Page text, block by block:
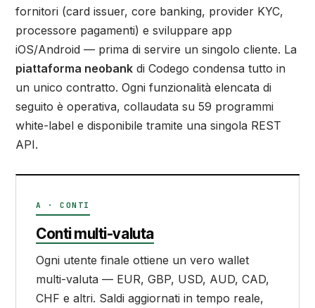
fornitori (card issuer, core banking, provider KYC,
processore pagamenti) e sviluppare app
iOS/Android — prima di servire un singolo cliente. La
piattaforma neobank di Codego condensa tutto in
un unico contratto. Ogni funzionalità elencata di
seguito è operativa, collaudata su 59 programmi
white-label e disponibile tramite una singola REST
API.
A · CONTI
Conti multi-valuta
Ogni utente finale ottiene un vero wallet
multi-valuta — EUR, GBP, USD, AUD, CAD,
CHF e altri. Saldi aggiornati in tempo reale,